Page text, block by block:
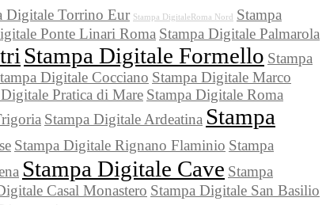
Digitale Torrino Eur Stampa DigitaleRoma Nord
Stampa
Ponte Linari Roma Stampa Digitale Palmarola
Stampa Digitale Formello Stampa
Digitale Cocciano Stampa Digitale Marco
Pratica di Mare Stampa Digitale Roma
Stampa Digitale Ardeatina Stampa
Stampa Digitale Rignano Flaminio Stampa
Stampa Digitale Cave Stampa
Casal Monastero Stampa Digitale San Basilio